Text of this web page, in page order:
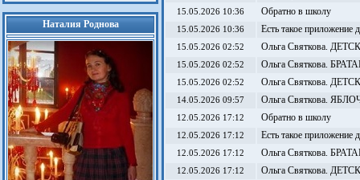
Наталия Роднова
15.05.2026 10:36 Обратно в школу
15.05.2026 10:36 Есть такое приложение
15.05.2026 02:52 Ольга Святкова.
15.05.2026 02:52 Ольга Святкова.
15.05.2026 02:52 Ольга Святкова.
14.05.2026 09:57 Ольга Святкова.
12.05.2026 17:12 Обратно в школу
12.05.2026 17:12 Есть такое приложение
12.05.2026 17:12 Ольга Святкова.
12.05.2026 17:12 Ольга Святкова.